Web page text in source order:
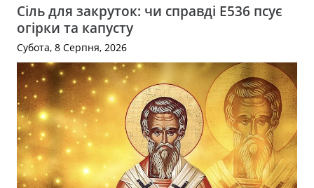
Сіль для закруток: чи справді Е536 псує
огірки та капусту
Субота, 8 Серпня, 2026